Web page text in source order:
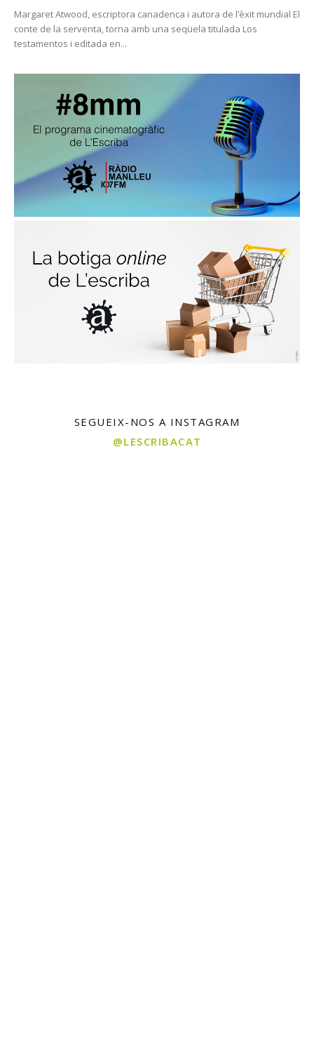
Margaret Atwood, escriptora canadenca i autora de l’èxit mundial El
conte de la serventa, torna amb una seqüela titulada Los
testamentos i editada en...
SEGUEIX-NOS A INSTAGRAM
@LESCRIBACAT